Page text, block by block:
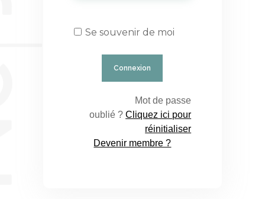
Se souvenir de moi
Mot de passe
oublié ?Cliquez ici pour
réinitialiser
Devenir membre ?